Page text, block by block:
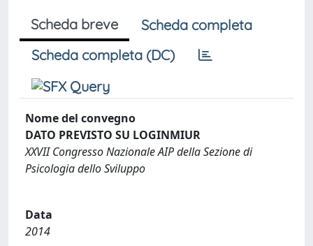
Scheda breve
Scheda completa
Scheda completa (DC)
Nome del convegno
DATO PREVISTO SU LOGINMIUR
XXVII Congresso Nazionale AIP della Sezione di
Psicologia dello Sviluppo
Data
2014